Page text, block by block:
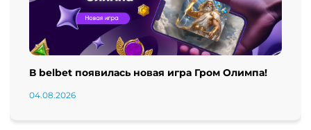
В belbet появилась новая игра Гром Олимпа!
04.08.2026